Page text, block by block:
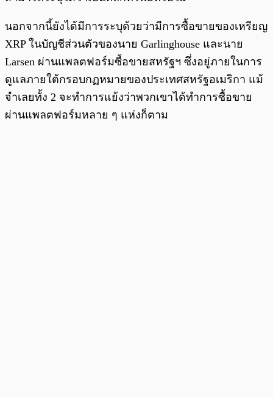
นอกจากนี้ยังได้มีการระบุด้วยว่ามีการซื้อขายของเหรียญ
XRP ในบัญชีส่วนตัวของนาย Garlinghouse และนาย
Larsen ผ่านแพลตฟอร์มซื้อขายสหรัฐฯ ซึ่งอยู่ภายในการ
ดูแลภายใต้กรอบกฏหมายของประเทศสหรัฐอเมริกา แม้
จำเลยทั้ง 2 จะทำการแย้งว่าพวกเขาได้ทำการซื้อขาย
ผ่านแพลตฟอร์มหลาย ๆ แห่งก็ตาม